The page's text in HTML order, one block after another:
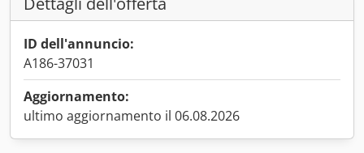
ID dell'annuncio:
A186-37031
Aggiornamento:
ultimo aggiornamento il 06.08.2026